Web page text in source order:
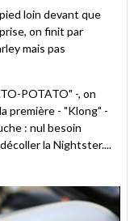
loin devant que
on finit par
mais pas
POTATO" -, on
première - "Klong" -
: nul besoin
la Nightster....